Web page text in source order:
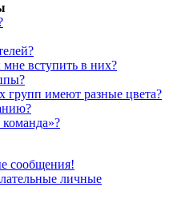
мне вступить в них?
групп имеют разные цвета?
сообщения!
личные